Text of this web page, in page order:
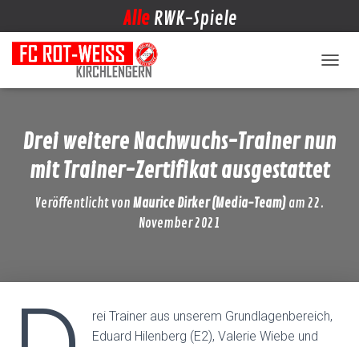
Alle RWK-Spiele
Drei weitere Nachwuchs-Trainer nun
mit Trainer-Zertifikat ausgestattet
Veröffentlicht von Maurice Dirker (Media-Team) am 22.
November 2021
rei Trainer aus unserem Grundlagenbereich,
Eduard Hilenberg (E2), Valerie Wiebe und